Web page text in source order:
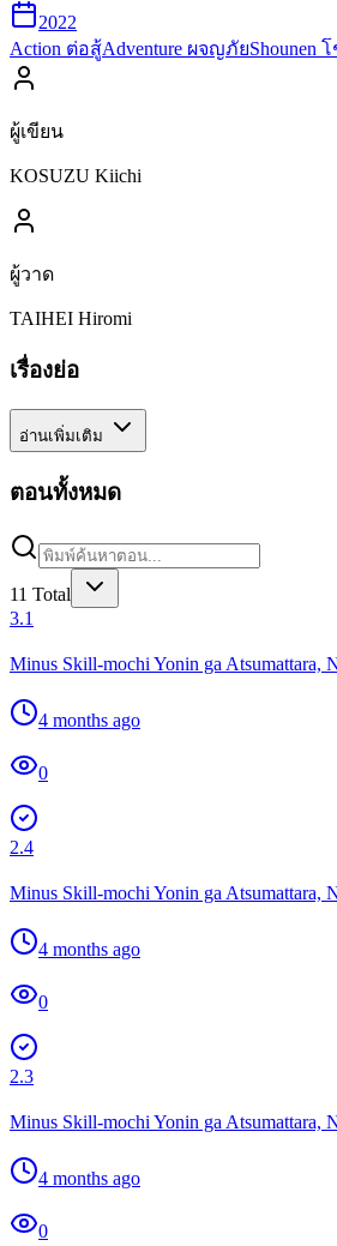
2022
Action ต่อสู้Adventure ผจญภัยShounen
ผู้เขียน
KOSUZU Kiichi
ผู้วาด
TAIHEI Hiromi
เรื่องย่อ
อ่านเพิ่มเติม
ตอนทั้งหมด
11 Total
3.1
Minus Skill-mochi Yonin ga Atsumattara,
4 months ago
0
2.4
Minus Skill-mochi Yonin ga
4 months ago
0
2.3
Minus Skill-mochi Yonin ga
4 months ago
0